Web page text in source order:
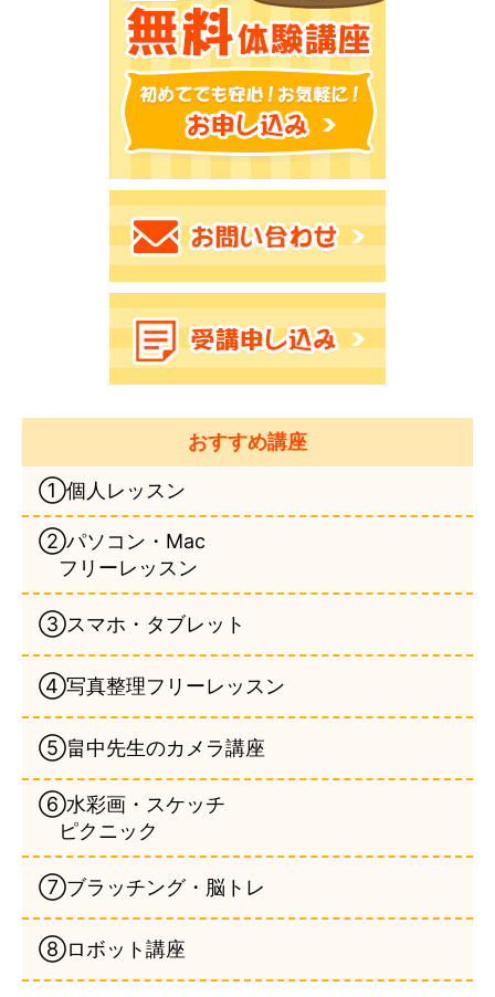
おすすめ講座
①個人レッスン
②パソコン・Mac
フリーレッスン
③スマホ・タブレット
④写真整理フリーレッスン
⑤畠中先生のカメラ講座
⑥水彩画・スケッチ
ピクニック
⑦ブラッチング・脳トレ
⑧ロボット講座